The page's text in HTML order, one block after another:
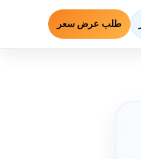
طلب عرض سعر